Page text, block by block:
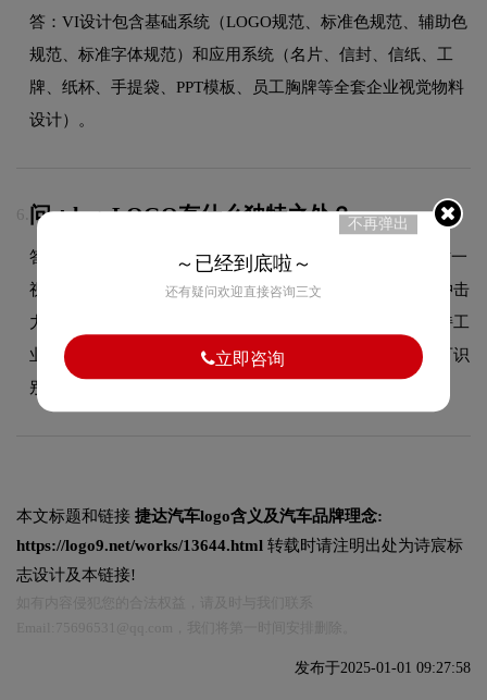
答：VI设计包含基础系统（LOGO规范、标准色规范、辅助色
规范、标准字体规范）和应用系统（名片、信封、信纸、工
牌、纸杯、手提袋、PPT模板、员工胸牌等全套企业视觉物料
设计）。
6. 问：logoLOGO有什么独特之处？
答：logo品牌标志的最大特色在于‌捷达汽车的设计运用，这一
视觉元素与品牌汽车属性紧密结合，既增强了标志的视觉冲击
力和记忆度，也使品牌形象更加鲜明突出。整体设计在保持工
业硬核风格的同时，兼顾了在不同应用场景下的适应性和可识
别性。
本文标题和链接 ‌捷达汽车logo含义及汽车品牌理念:
https://logo9.net/works/13644.html 转载时请注明出处为诗宸标
志设计及本链接!
发布于2025-01-01 09:27:58
不再弹出
～已经到底啦～
还有疑问欢迎直接咨询三文
立即咨询